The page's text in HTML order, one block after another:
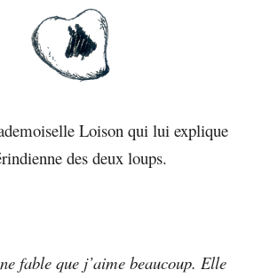
Loison qui lui explique
des deux loups.
fable que j’aime beaucoup. Elle